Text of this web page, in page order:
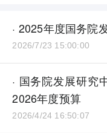
· 2025年度国务院
2026/7/23 15:00:00
· 国务院发展研究
2026年度预算
2026/4/24 16:50:07